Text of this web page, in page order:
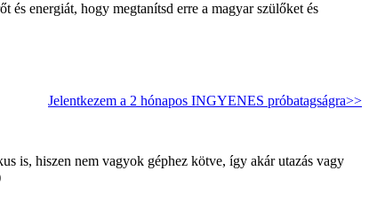
energiát, hogy megtanítsd erre a magyar szülőket és
Jelentkezem a 2 hónapos INGYENES próbatagságra>>
is, hiszen nem vagyok géphez kötve, így akár utazás vagy